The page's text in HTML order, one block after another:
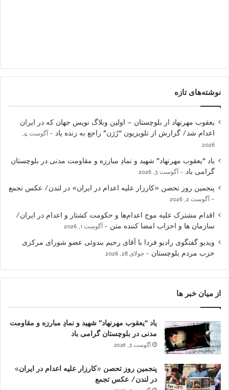
نوشته‌های تازه
یعقوب مهرنهاد از بلوچستان – اولین وبلاگ نویس جهان که در ایران
اعدام شد/ گزارش از تلویزیون “رُژن” راجع به زنده یاد
آگوست 4,
2026
یاد “یعقوب مهرنهاد” شهید و نمادِ مبارزه و مقاومت مدنی در بلوچستان
گرامی باد
آگوست 3, 2026
پنجمین روز تحصن «کارزار علیه اعدام در ایران» در لندن/ عکس تجمع
آگوست 2, 2026
اقدام مشترک علیه موج اعدام‌ها و حکومت کشتار و اعدام در ایران/
سازمان ها و احزاب امضا کننده متن
آگوست 1, 2026
ویدیو گفتگوی رادیو فردا با آقای رحیم بندوئی عضو شورای مرکزی
حزب مردم بلوچستان
جولای 28, 2026
از میان خبر ها
یاد “یعقوب مهرنهاد” شهید و نمادِ مبارزه و مقاومت
مدنی در بلوچستان گرامی باد
آگوست 3, 2026
پنجمین روز تحصن «کارزار علیه اعدام در ایران»
در لندن/ عکس تجمع